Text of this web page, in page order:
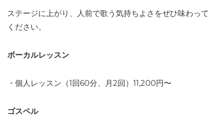
ステージに上がり、人前で歌う気持ちよさをぜひ味わって
ください。
ボーカルレッスン
・個人レッスン（1回60分、月2回）11,200円〜
ゴスペル